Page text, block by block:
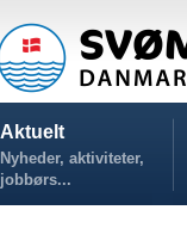
Aktuelt
Nyheder, aktiviteter,
jobbørs...